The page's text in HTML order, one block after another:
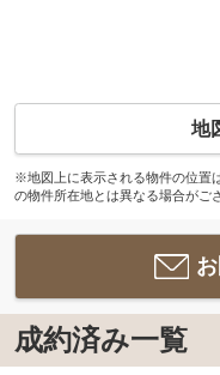
地
※地図上に表示される物件の位置
の物件所在地とは異なる場合がご
成約済み一覧